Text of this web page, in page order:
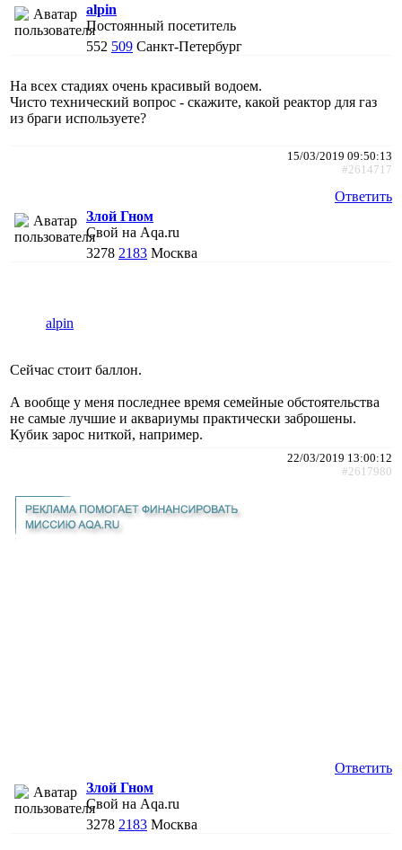
alpin
Постоянный посетитель
552 509 Санкт-Петербург
На всех стадиях очень красивый водоем.
Чисто технический вопрос - скажите, какой реактор для газ
из браги используете?
15/03/2019 09:50:13
#2614717
Ответить
Злой Гном
Свой на Aqa.ru
3278 2183 Москва
alpin
Сейчас стоит баллон.
А вообще у меня последнее время семейные обстоятельства
не самые лучшие и аквариумы практически заброшены.
Кубик зарос ниткой, например.
22/03/2019 13:00:12
#2617980
Ответить
Злой Гном
Свой на Aqa.ru
3278 2183 Москва